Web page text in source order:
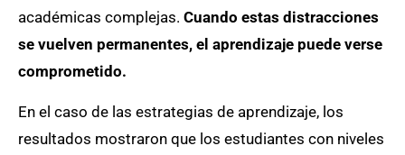
académicas complejas. Cuando estas distracciones
se vuelven permanentes, el aprendizaje puede verse
comprometido.
En el caso de las estrategias de aprendizaje, los
resultados mostraron que los estudiantes con niveles